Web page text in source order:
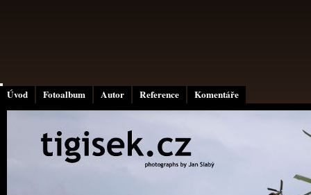
Úvod Fotoalbum Autor Reference Komentáře